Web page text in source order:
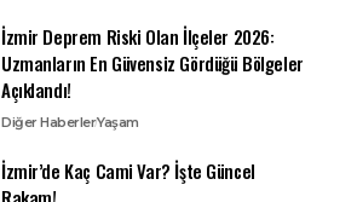
İzmir Deprem Riski Olan İlçeler 2026:
Uzmanların En Güvensiz Gördüğü Bölgeler
Açıklandı!
Diğer HaberlerYaşam
İzmir’de Kaç Cami Var? İşte Güncel